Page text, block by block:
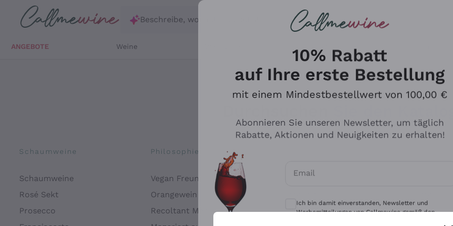
Zum Hauptinhalt springen
Beschreibe, wonach du suchst
ANGEBOTE Weine
Schaumweine
Schaumweine
Rosé Sekt
Prosecco
Philosophien
Vegan Freundlich
Orangewein
Recoltant Manipulant
Antinori
Ca' del Bosco
Gavi
10% Rabatt
auf Ihre erste Bestellung
mit einem Mindestbestellwert von 100,00 €
Abonnieren Sie unseren Newsletter, um täglich
Rabatte, Aktionen und Neuigkeiten zu erhalten!
Email
Optionale Einwilligungen zum Erhalt von
Ich bin damit einverstanden, Newsletter und
Werbemitteilungen von Callmewine gemäß den -